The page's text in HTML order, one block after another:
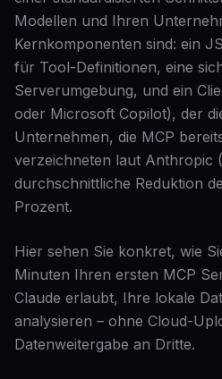
Modellen und Ihren
Kernkomponenten sind: ein
für Tool-Definitionen, eine
Serverumgebung, und ein
oder Microsoft Copilot), der
Unternehmen, die MCP
verzeichneten laut Anthropic
durchschnittliche Reduktion
Prozent.
Hier sehen Sie konkret, wie
Minuten Ihren ersten MCP
Claude erlaubt, Ihre lokale
analysieren – ohne Cloud-
Datenweitergabe an Dritte.